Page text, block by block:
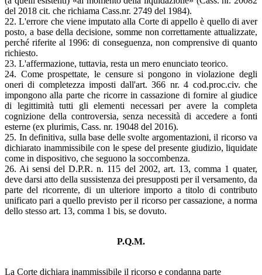
del 2018 cit. che richiama Cass.nr. 2749 del 1984).
22. L'errore che viene imputato alla Corte di appello è quello di aver
posto, a base della decisione, somme non correttamente attualizzate,
perché riferite al 1996: di conseguenza, non comprensive di quanto
richiesto.
23. L'affermazione, tuttavia, resta un mero enunciato teorico.
24. Come prospettate, le censure si pongono in violazione degli
oneri di completezza imposti dall'art. 366 nr. 4 cod.proc.civ. che
impongono alla parte che ricorre in cassazione di fornire al giudice
di legittimità tutti gli elementi necessari per avere la completa
cognizione della controversia, senza necessità di accedere a fonti
esterne (ex plurimis, Cass. nr. 19048 del 2016).
25. In definitiva, sulla base delle svolte argomentazioni, il ricorso va
dichiarato inammissibile con le spese del presente giudizio, liquidate
come in dispositivo, che seguono la soccombenza.
26. Ai sensi del D.P.R. n. 115 del 2002, art. 13, comma 1 quater,
deve darsi atto della sussistenza dei presupposti per il versamento, da
parte del ricorrente, di un ulteriore importo a titolo di contributo
unificato pari a quello previsto per il ricorso per cassazione, a norma
dello stesso art. 13, comma 1 bis, se dovuto.
P.Q.M.
La Corte dichiara inammissibile il ricorso e condanna parte